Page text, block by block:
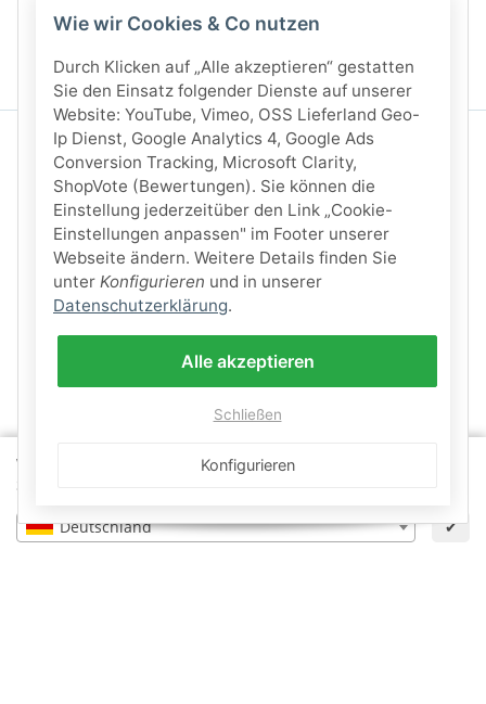
Wähle dein Lieferland, um Preise und Artikel für deinen
Standort zu sehen.
Deutschland ✔
Wie wir Cookies & Co nutzen
Durch Klicken auf „Alle akzeptieren“ gestatten
Sie den Einsatz folgender Dienste auf unserer
Website: YouTube, Vimeo, OSS Lieferland Geo-
Ip Dienst, Google Analytics 4, Google Ads
Conversion Tracking, Microsoft Clarity,
ShopVote (Bewertungen). Sie können die
Einstellung jederzeitüber den Link „Cookie-
Einstellungen anpassen" im Footer unserer
Webseite ändern. Weitere Details finden Sie
unter Konfigurieren und in unserer
Datenschutzerklärung.
Alle akzeptieren
Schließen
Konfigurieren